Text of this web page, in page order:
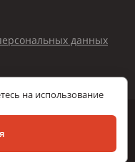
данных
на использование